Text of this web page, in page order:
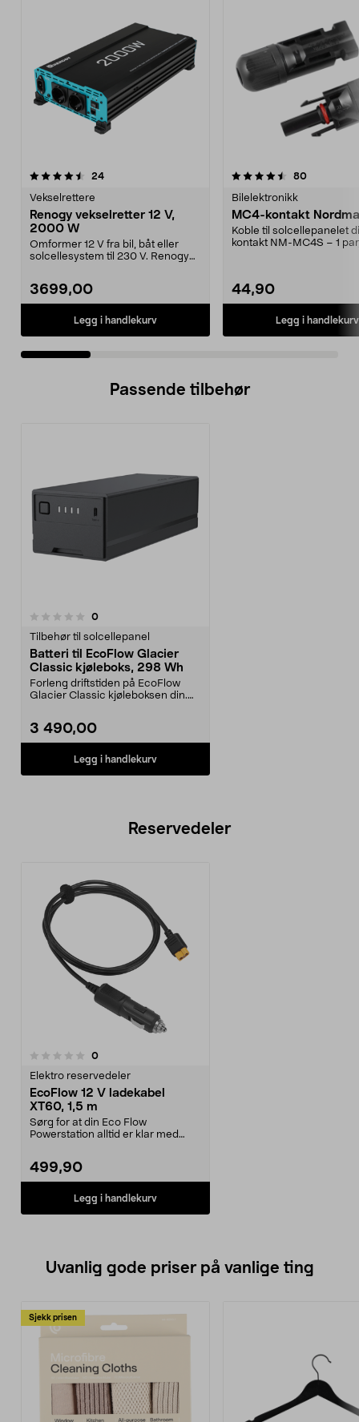
24anmeldelser
Vekselrettere
Renogy vekselretter 12 V,
2000 W
Omformer 12 V fra bil, båt eller
solcellesystem til 230 V. Renogy
3699,00
Legg i handlekurv
4.5 av 5 stjerner 80
Bilelektronikk
MC4-kontakt
Koble til solcellepanelet
kontakt NM-MC4S – 1
44,90
Legg i handlekurv
4.0 av 5 stjerner
Passende tilbehør
0anmeldelser
Tilbehør til solcellepanel
Batteri til EcoFlow Glacier
Classic kjøleboks, 298 Wh
Forleng driftstiden på EcoFlow
Glacier Classic kjøleboksen din.
3 490,00
Legg i handlekurv
Reservedeler
0anmeldelser
Elektro reservedeler
EcoFlow 12 V ladekabel
XT60, 1,5 m
Sørg for at din Eco Flow
Powerstation alltid er klar med
499,90
Legg i handlekurv
Uvanlig gode priser på vanlige ting
Sjekk prisen